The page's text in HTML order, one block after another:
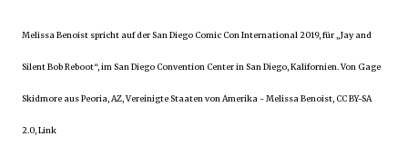
Melissa Benoist spricht auf der San Diego Comic Con International 2019, für „Jay and
Silent Bob Reboot“, im San Diego Convention Center in San Diego, Kalifornien. Von Gage
Skidmore aus Peoria, AZ, Vereinigte Staaten von Amerika - Melissa Benoist, CC BY-SA
2.0, Link